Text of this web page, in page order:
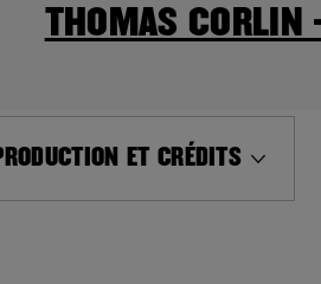
THOMAS CORLIN
ET CRÉDITS